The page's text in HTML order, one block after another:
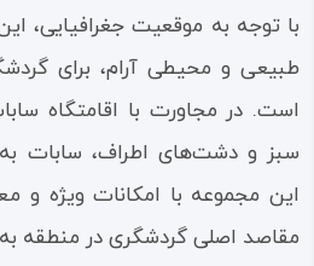
با توجه به موقعیت جغرافیایی،
طبیعی و محیطی آرام، برای
است. در مجاورت با اقامتگاه
سبز و دشت‌های اطراف، سابات
این مجموعه با امکانات ویژه و
مقاصد اصلی گردشگری در منطقه